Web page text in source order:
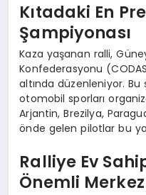
Kıtadaki En
Şampiyonası
Kaza yaşanan ralli,
Konfederasyonu
altında düzenleniyor. Bu
otomobil sporları
Arjantin, Brezilya,
önde gelen pilotlar bu
Ralliye Ev
Önemli Merkez